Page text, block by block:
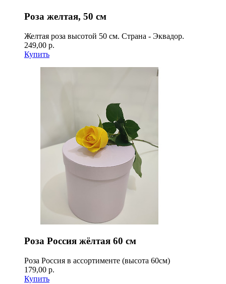
Роза желтая, 50 см
Желтая роза высотой 50 см. Страна - Эквадор.
249,00 р.
Купить
Роза Россия жёлтая 60 см
Роза Россия в ассортименте (высота 60см)
179,00 р.
Купить